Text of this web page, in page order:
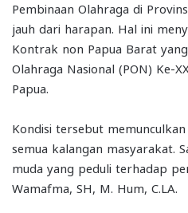
Pembinaan Olahraga di
jauh dari harapan. Hal ini
Kontrak non Papua Barat
Olahraga Nasional (PON) Ke-
Papua.
Kondisi tersebut
semua kalangan masyarakat.
muda yang peduli terhadap
Wamafma, SH, M. Hum, C.LA.